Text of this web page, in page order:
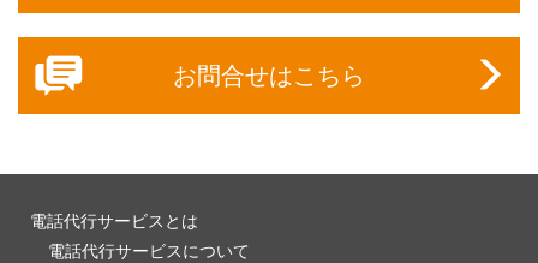
お問合せはこちら
電話代行サービスとは
電話代行サービスについて